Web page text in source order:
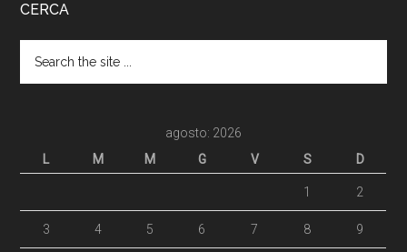
CERCA
agosto: 2026
L
M M G V S D
1 2
3 4 5 6 7 8 9